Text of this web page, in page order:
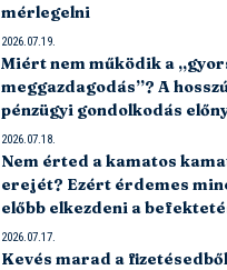
mérlegelni
2026.07.19.
Miért nem működik a
meggazdagodás”? A
pénzügyi gondolkodás
2026.07.18.
Nem érted a kamatos
erejét? Ezért érdemes
előbb elkezdeni a
2026.07.17.
Kevés marad a